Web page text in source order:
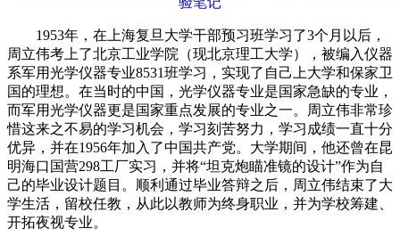
1953年，在上海复旦大学干部预习班学习了3个月以后，
周立伟考上了北京工业学院（现北京理工大学），被编入仪器
系军用光学仪器专业8531班学习，实现了自己上大学和保家卫
国的理想。在当时的中国，光学仪器专业是国家急缺的专业，
而军用光学仪器更是国家重点发展的专业之一。周立伟非常珍
惜这来之不易的学习机会，学习刻苦努力，学习成绩一直十分
优异，并在1956年加入了中国共产党。大学期间，他还曾在昆
明海口国营298工厂实习，并将“坦克炮瞄准镜的设计”作为自
己的毕业设计题目。顺利通过毕业答辩之后，周立伟结束了大
学生活，留校任教，从此以教师为终身职业，并为学校筹建、
开拓夜视专业。